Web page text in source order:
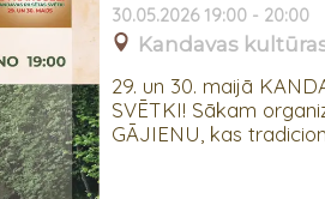
30.05.2026 19:00 - 20:00
Kandavas
29. un 30. maijā
SVĒTKI! Sākam
GĀJIENU, kas